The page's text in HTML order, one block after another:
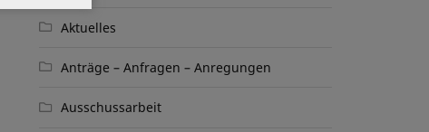
Aktuelles
Anträge – Anfragen – Anregungen
Ausschussarbeit